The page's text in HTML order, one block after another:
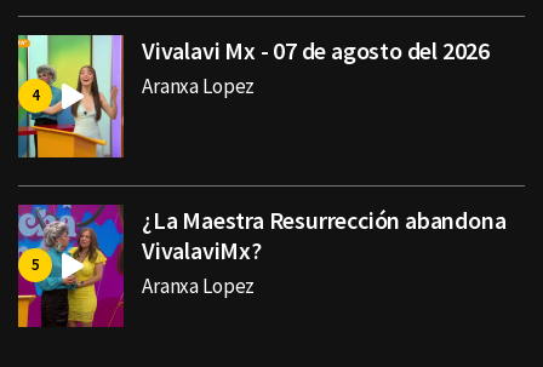
Vivalavi Mx - 07 de agosto del 2026
Aranxa Lopez
¿La Maestra Resurrección abandona
VivalaviMx?
Aranxa Lopez